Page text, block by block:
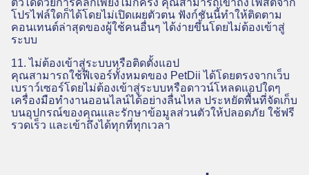
โปรไฟล์ใดก็ได้โดยไม่เปิดเผยตัวตน ฟังก์ชันนี้ทำให้ติดตาม
คอนเทนต์ล่าสุดของผู้ใช้คนอื่นๆ ได้ง่ายขึ้นโดยไม่ต้องเข้าสู่
ระบบ
11. ไม่ต้องเข้าสู่ระบบหรือติดตั้งแอป
คุณสามารถใช้ฟีเจอร์ทั้งหมดของ PetDii ได้โดยตรงจากเว็บ
เบราว์เซอร์โดยไม่ต้องเข้าสู่ระบบหรือดาวน์โหลดแอปใดๆ
เครื่องมือทำงานออนไลน์ได้อย่างลื่นไหล ประหยัดพื้นที่จัดเก็บ
บนอุปกรณ์ของคุณและรักษาข้อมูลส่วนตัวให้ปลอดภัย ใช้ฟรี
รวดเร็ว และเข้าถึงได้ทุกที่ทุกเวลา